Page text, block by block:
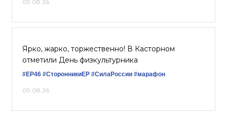
09.08.26
Ярко, жарко, торжественно! В Касторном
отметили День физкультурника
#ЕР46 #СторонникиЕР #СилаРоссии #марафон
09.08.26